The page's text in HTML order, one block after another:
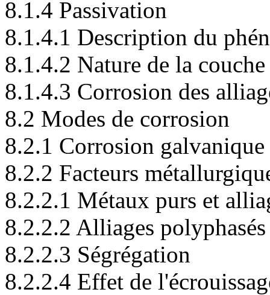
8.1.4 Passivation
8.1.4.1 Description du
8.1.4.2 Nature de la couche
8.1.4.3 Corrosion des
8.2 Modes de corrosion
8.2.1 Corrosion galvanique
8.2.2 Facteurs
8.2.2.1 Métaux purs et
8.2.2.2 Alliages polyphasés
8.2.2.3 Ségrégation
8.2.2.4 Effet de